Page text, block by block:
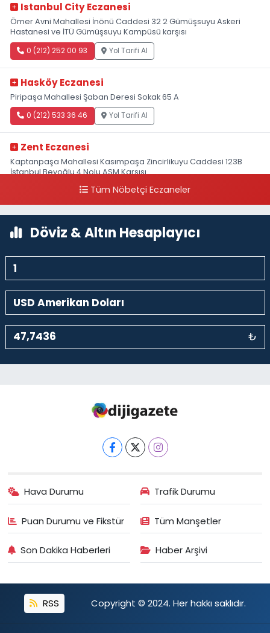
Istanbul City Eczanesi
Ömer Avni Mahallesi İnönü Caddesi 32 2 Gümüşsuyu Askeri
Hastanesi ve İTÜ Gümüşsuyu Kampüsü karşısı
0 (212) 252 00 93 Yol Tarifi Al
Hasköy Eczanesi
Piripaşa Mahallesi Şaban Deresi Sokak 65 A
0 (212) 533 36 46 Yol Tarifi Al
Zent Eczanesi
Kaptanpaşa Mahallesi Kasımpaşa Zincirlikuyu Caddesi 123B
İstanbul Beyoğlu 4 Nolu ASM Karşısı
0 (212) 297 96 92 Yol Tarifi Al
Tüm Nöbetçi Eczaneler
Döviz & Altın Hesaplayıcı
₺
Hava Durumu Trafik Durumu
Puan Durumu ve Fikstür Tüm Manşetler
Son Dakika Haberleri Haber Arşivi
RSS Copyright © 2024. Her hakkı saklıdır.